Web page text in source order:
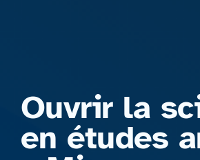
Ouvrir la
en études